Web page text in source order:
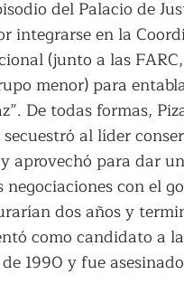
del Palacio de
integrarse en la
(junto a las
menor) para
De todas formas,
al líder
aprovechó para dar
con el
dos años y
como candidato a
1990 y fue